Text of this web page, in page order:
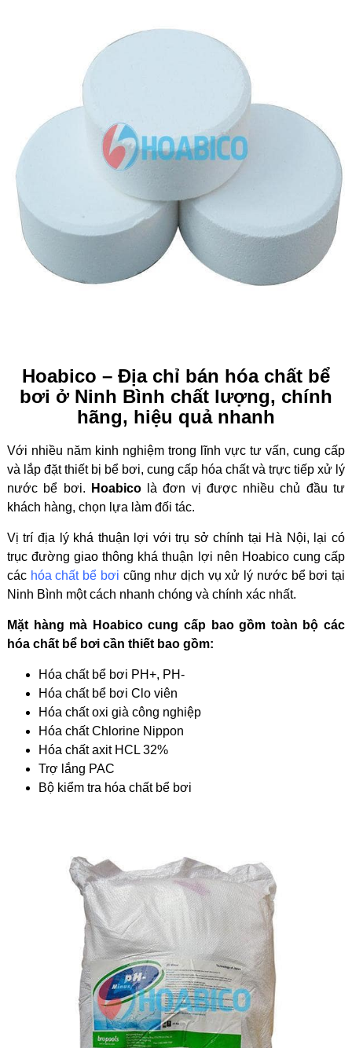
Hoabico – Địa chỉ bán hóa chất bể
bơi ở Ninh Bình chất lượng, chính
hãng, hiệu quả nhanh
Với nhiều năm kinh nghiệm trong lĩnh vực tư vấn, cung cấp
và lắp đặt thiết bị bể bơi, cung cấp hóa chất và trực tiếp xử lý
nước bể bơi.
Hoabicolà đơn vị được nhiều chủ đầu tư
khách hàng, chọn lựa làm đối tác.
Vị trí địa lý khá thuận lợi với trụ sở chính tại Hà Nội, lại có
trục đường giao thông khá thuận lợi nên Hoabico cung cấp
các hóa chất bể bơi cũng như dịch vụ xử lý nước bể bơi tại
Ninh Bình một cách nhanh chóng và chính xác nhất.
Mặt hàng mà Hoabico cung cấp bao gồm toàn bộ các
hóa chất bể bơi cần thiết bao gồm:
Hóa chất bể bơi PH+, PH-
Hóa chất bể bơi Clo viên
Hóa chất oxi già công nghiệp
Hóa chất Chlorine Nippon
Hóa chất axit HCL 32%
Trợ lắng PAC
Bộ kiểm tra hóa chất bể bơi